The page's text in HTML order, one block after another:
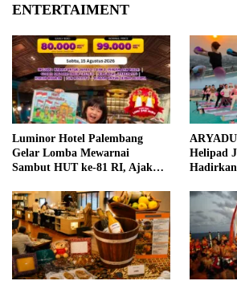
ENTERTAIMENT
Luminor Hotel Palembang
Gelar Lomba Mewarnai
Sambut HUT ke-81 RI, Ajak
Helipad
Hadirkan